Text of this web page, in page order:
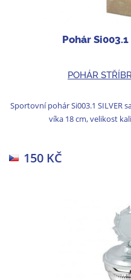
Pohár
POHÁR
Sportovní pohár Si003.1 SILVER
víka 18 cm, velikost
150 KČ